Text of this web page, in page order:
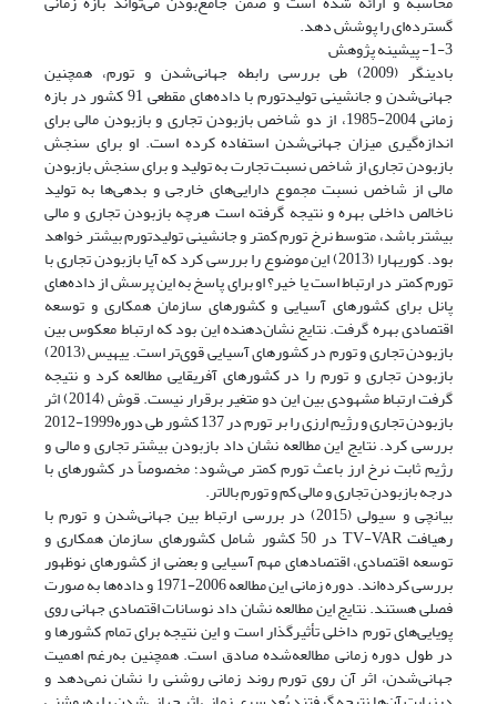
گسترده‌ای را پوشش دهد.
1-3- پیشینه پژوهش
بادینگر (2009) طی بررسی رابطه جهانی‌شدن و تورم، همچنین
جهانی‌شدن و جانشینی تولید‌تورم با داده‌های مقطعی 91 کشور در بازه
زمانی 2004-1985، از دو شاخص باز‌بودن‌ تجاری و باز‌بودن مالی برای
اندازه‌گیری میزان جهانی‌شدن استفاده کرده است. او برای سنجش
بازبودن تجاری از شاخص نسبت تجارت به تولید و برای سنجش بازبودن
مالی از شاخص نسبت مجموع دارایی‌های خارجی و بدهی‌ها به تولید
ناخالص داخلی بهره و نتیجه گرفته است هرچه باز‌بودن تجاری و مالی
بیشتر باشد، متوسط نرخ تورم کمتر و جانشینی تولید‌تورم بیشتر خواهد
بود. کوریهارا (2013) این موضوع را بررسی کرد که آیا باز‌بودن تجاری با
تورم کمتر در ارتباط است یا خیر؟ او برای پاسخ به این پرسش از داده‌های
پانل برای کشورهای آسیایی و کشورهای سازمان همکاری و توسعه
اقتصادی بهره گرفت. نتایج نشان‌دهنده این بود که ارتباط معکوس بین
بازبودن تجاری و تورم در کشورهای آسیایی قوی‌تر است. ییهیس (2013)
بازبودن تجاری و تورم را در کشورهای آفریقایی مطالعه کرد و نتیجه
گرفت ارتباط مشهودی بین این دو متغیر برقرار نیست. قوش (2014) اثر
بازبودن تجاری و رژیم ارزی را بر تورم در 137 کشور طی دوره1999-2012
بررسی کرد. نتایج این مطالعه نشان داد بازبودن بیشتر تجاری و مالی و
رژیم ثابت نرخ ارز باعث تورم کمتر می‌شود؛ مخصوصاً در کشورهای با
درجه بازبودن تجاری و مالی کم و تورم بالاتر.
بیانچی و سیولی (2015) در بررسی ارتباط بین جهانی‌شدن و تورم با
رهیافت TV-VAR در 50 کشور شامل کشورهای سازمان همکاری و
توسعه اقتصادی، اقتصادهای مهم آسیایی و بعضی از کشورهای نوظهور
بررسی کرده‌اند. دوره زمانی این مطالعه 2006-1971 و داده‌ها به صورت
فصلی هستند. نتایج این مطالعه نشان داد نوسانات اقتصادی جهانی روی
پویایی‌های تورم داخلی تأثیرگذار است و این نتیجه برای تمام کشورها و
در طول دوره زمانی مطالعه‌شده صادق است. همچنین به‌رغم اهمیت
جهانی‌شدن، اثر آن روی تورم روند زمانی روشنی را نشان نمی‌دهد و